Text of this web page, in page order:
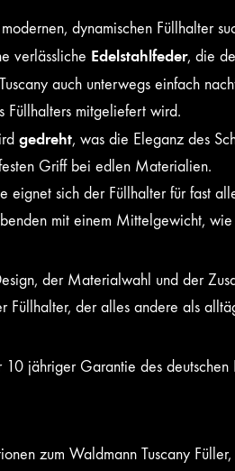
dynamischen Füllhalter
verlässliche Edelstahlfeder, die
auch unterwegs einfach
Füllhalters mitgeliefert wird.
gedreht, was die Eleganz des
Griff bei edlen Materialien.
eignet sich der Füllhalter für fast
mit einem Mittelgewicht,
der Materialwahl und der
Füllhalter, der alles andere als
10 jähriger Garantie des
zum Waldmann Tuscany